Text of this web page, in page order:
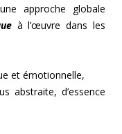
approche globale
à l’œuvre dans les
et émotionnelle,
abstraite, d’essence